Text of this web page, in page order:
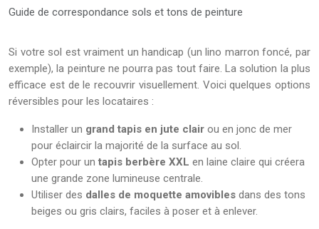
Guide de correspondance sols et tons de peinture
Si votre sol est vraiment un handicap (un lino marron foncé, par
exemple), la peinture ne pourra pas tout faire. La solution la plus
efficace est de le recouvrir visuellement. Voici quelques options
réversibles pour les locataires :
Installer un grand tapis en jute clair ou en jonc de mer
pour éclaircir la majorité de la surface au sol.
Opter pour un tapis berbère XXL en laine claire qui créera
une grande zone lumineuse centrale.
Utiliser des dalles de moquette amovibles dans des tons
beiges ou gris clairs, faciles à poser et à enlever.